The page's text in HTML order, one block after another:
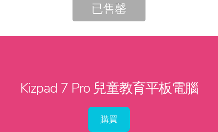
已售罄
Kizpad 7 Pro 兒童教育平板電腦
購買